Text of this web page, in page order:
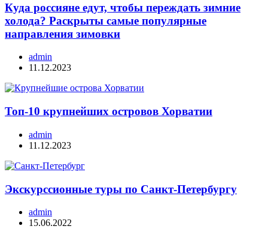
Куда россияне едут, чтобы переждать зимние
холода? Раскрыты самые популярные
направления зимовки
admin
11.12.2023
Топ-10 крупнейших островов Хорватии
admin
11.12.2023
Экскурссионные туры по Санкт-Петербургу
admin
15.06.2022